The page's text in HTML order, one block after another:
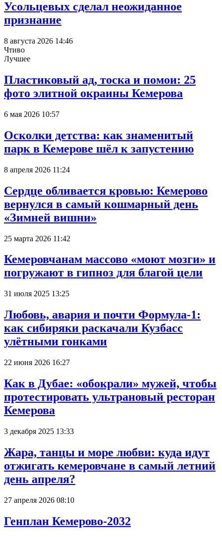
Усольцевых сделал неожиданное
признание
8 августа 2026 14:46
Чтиво
Лучшее
Пластиковый ад, тоска и помои: 25
фото элитной окраины Кемерова
6 мая 2026 10:57
Осколки детства: как знаменитый
парк в Кемерове шёл к запустению
8 апреля 2026 11:24
Сердце обливается кровью: Кемерово
вернулся в самый кошмарный день
«Зимней вишни»
25 марта 2026 11:42
Кемеровчанам массово «моют мозги» и
погружают в гипноз для благой цели
31 июля 2025 13:25
Любовь, авария и почти Формула-1:
как сибиряки раскачали Кузбасс
улётными гонками
22 июня 2026 16:27
Как в Дубае: «обокрали» мужей, чтобы
протестировать ультрановый ресторан
Кемерова
3 декабря 2025 13:33
Жара, танцы и море любви: куда идут
отжигать кемеровчане в самый летний
день апреля?
27 апреля 2026 08:10
Генплан Кемерово-2032